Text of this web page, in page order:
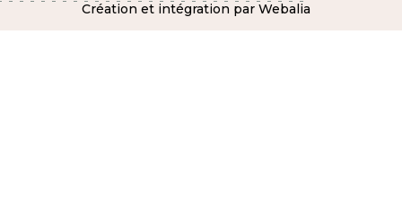
Création et intégration par Webalia